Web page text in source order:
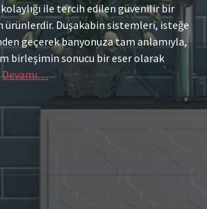
ile tercih edilen güvenilir bir
ürünlerdir. Duşakabin sistemleri, isteğe
geçerek banyonuza tam anlamıyla,
birleşimin sonucu bir eser olarak
Devamı…